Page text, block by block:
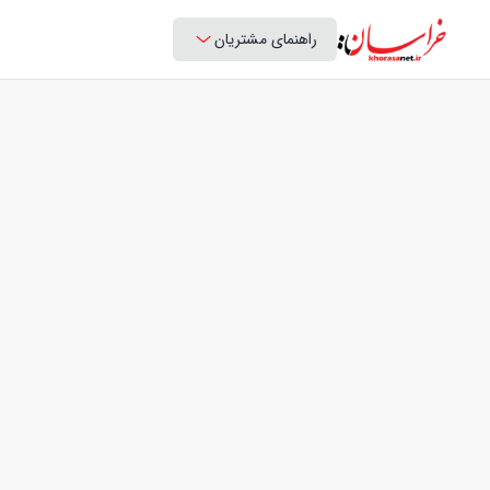
راهنمای مشتریان